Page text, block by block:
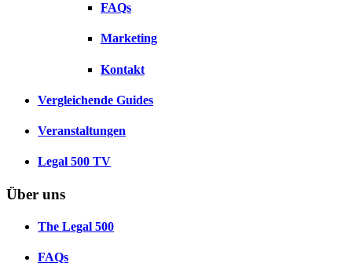
FAQs
Marketing
Kontakt
Vergleichende Guides
Veranstaltungen
Legal 500 TV
Über uns
The Legal 500
FAQs